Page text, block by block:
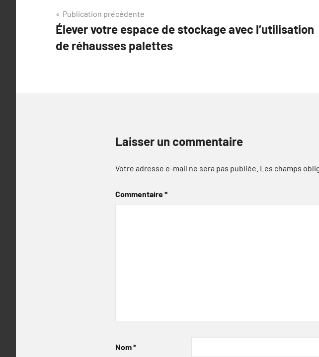
Navigation
de
l’article
Publication précédente
Élever votre espace de stockage avec l’utilisation
de réhausses palettes
Laisser un commentaire
Votre adresse e-mail ne sera pas publiée. Les champs
Commentaire*
Nom*